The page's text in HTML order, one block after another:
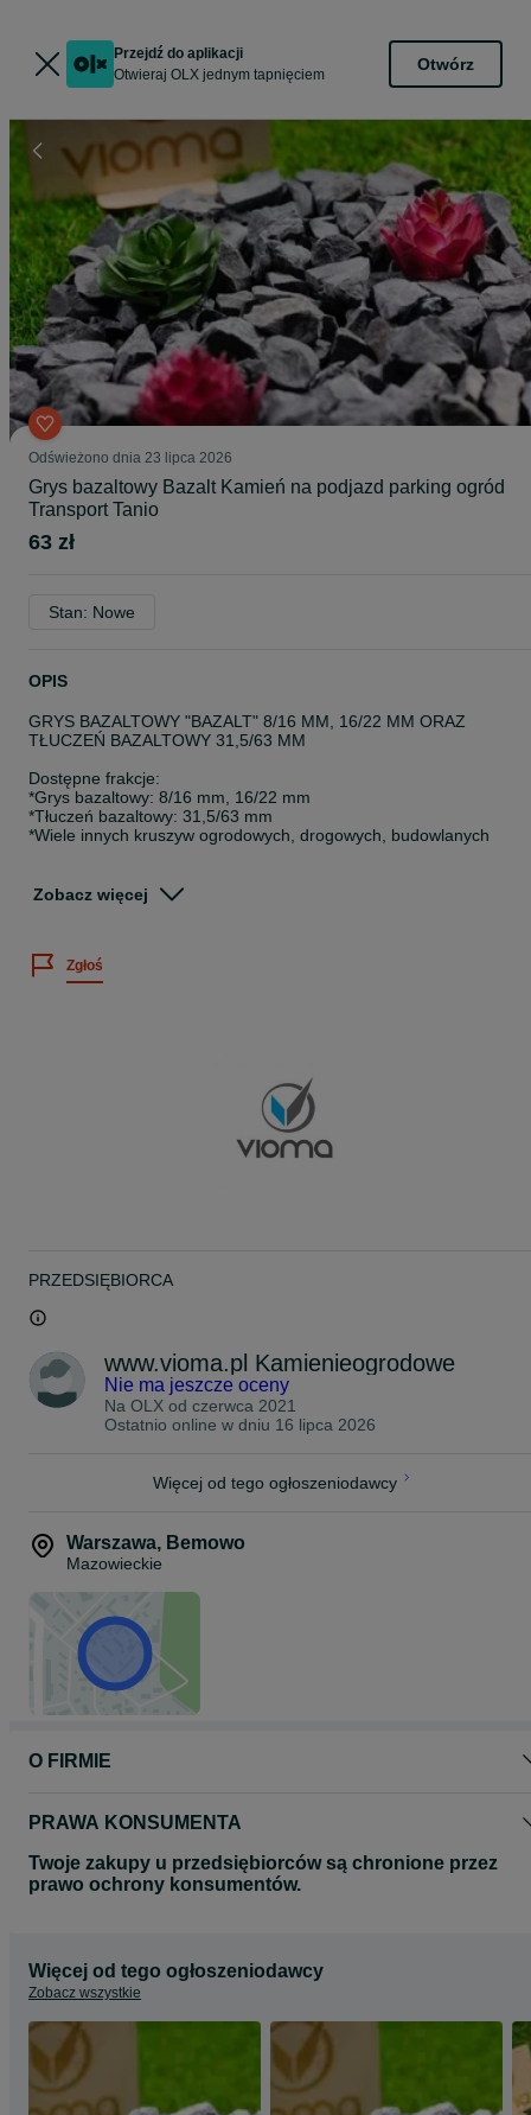
Przejdź do aplikacji
Otwieraj OLX jednym tapnięciem
Otwórz
Odświeżono dnia 23 lipca 2026
Grys bazaltowy Bazalt Kamień na podjazd parking ogród
Transport Tanio
63 zł
Stan: Nowe
OPIS
GRYS BAZALTOWY "BAZALT" 8/16 MM, 16/22 MM ORAZ
TŁUCZEŃ BAZALTOWY 31,5/63 MM
Dostępne frakcje:
*Grys bazaltowy: 8/16 mm, 16/22 mm
*Tłuczeń bazaltowy: 31,5/63 mm
*Wiele innych kruszyw ogrodowych, drogowych, budowlanych
*Luzem: 20-26 ton
=== POSIADAMY TRANSPORT – DOSTAWA NA TERENIE
MINIMALNE ZAMÓWIENIE: 15 TON!
** SPRAWDŹ SZERSZĄ OFERTĘ NA NASZEJ STRONIE: **
Zobacz więcej
Zgłoś
PRZEDSIĘBIORCA
www.vioma.pl Kamienieogrodowe
Nie ma jeszcze oceny
Na OLX od czerwca 2021
Ostatnio online w dniu 16 lipca 2026
Więcej od tego ogłoszeniodawcy
Warszawa, Bemowo
Mazowieckie
O FIRMIE
PRAWA KONSUMENTA
Twoje zakupy u przedsiębiorców są chronione przez
prawo ochrony konsumentów.
Więcej od tego ogłoszeniodawcy
Zobacz wszystkie